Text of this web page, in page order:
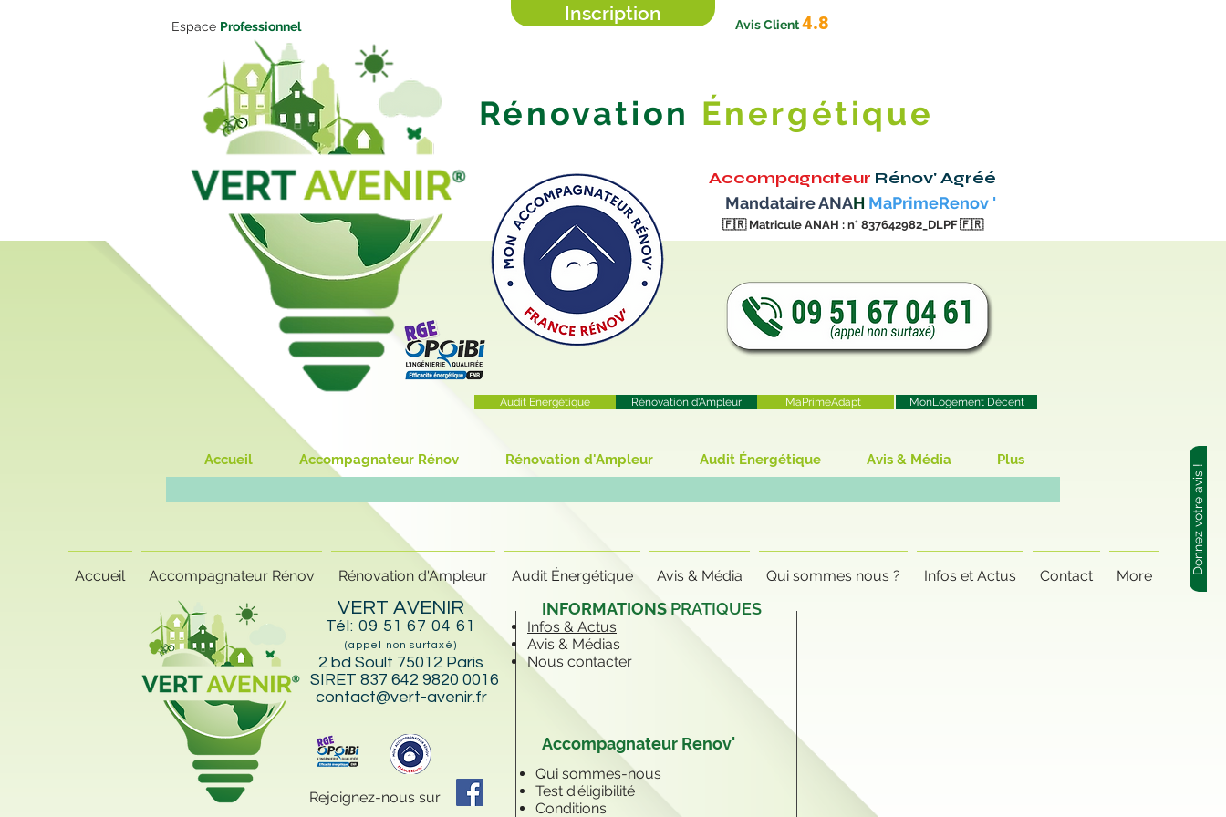
Inscription
Espace Professionnel Avis Client4.8
Rénovation Énergétique
Accompagnateur Rénov' Agréé
Mandataire ANAH MaPrimeRenov '
🇫🇷Matricule ANAH : n° 837642982_DLPF🇫🇷
Audit Energétique MaPrimeAdapt
Rénovation d'Ampleur MonLogement Décent
Accueil Accompagnateur Rénov Rénovation d'Ampleur Audit Énergétique Avis & Média Plus
Donnez votre avis !
Accueil Accompagnateur Rénov Rénovation d'Ampleur Audit Énergétique Avis & Média Qui sommes nous ? Infos et Actus Contact More
VERT AVENIR
Tél: 09 51 67 04 61
(appel non surtaxé)
2 bd Soult 75012 Paris
SIRET 837 642 9820 0016
contact@vert-avenir.fr
INFORMATIONS PRATIQUES
Accompagnateur Renov'
Infos & Actus
Avis & Médias
Nous contacter
Qui sommes-nous
Test d'éligibilité
Conditions
Rejoignez-nous sur